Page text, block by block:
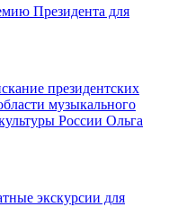
Президента для
президентских
музыкального
России Ольга
экскурсии для